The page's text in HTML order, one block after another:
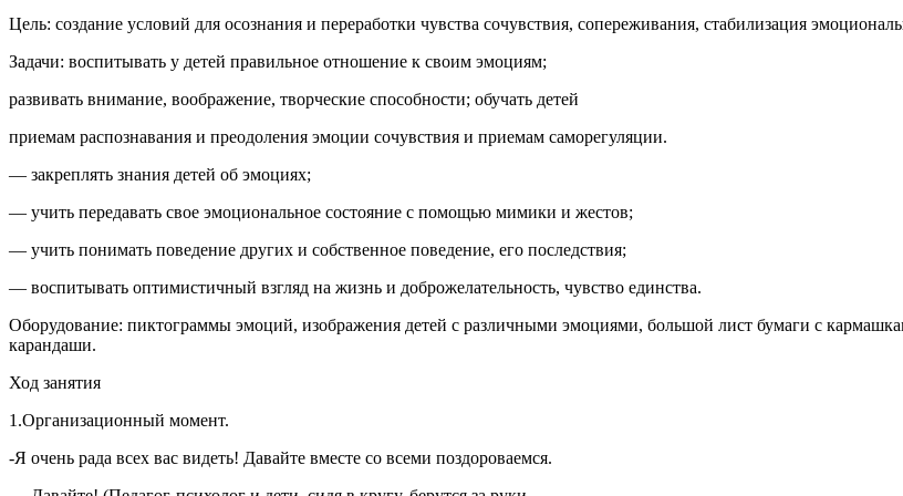
Цель: создание условий для осознания и переработки чувства сочувствия, сопереживания, стабилизация
Задачи: воспитывать у детей правильное отношение к своим эмоциям;
развивать внимание, воображение, творческие способности; обучать детей
приемам распознавания и преодоления эмоции сочувствия и приемам саморегуляции.
— закреплять знания детей об эмоциях;
— учить передавать свое эмоциональное состояние с помощью мимики и жестов;
— учить понимать поведение других и собственное поведение, его последствия;
— воспитывать оптимистичный взгляд на жизнь и доброжелательность, чувство единства.
Оборудование: пиктограммы эмоций, изображения детей с различными эмоциями, большой лист бумаги с
карандаши.
Ход занятия
1.Организационный момент.
-Я очень рада всех вас видеть! Давайте вместе со всеми поздороваемся.